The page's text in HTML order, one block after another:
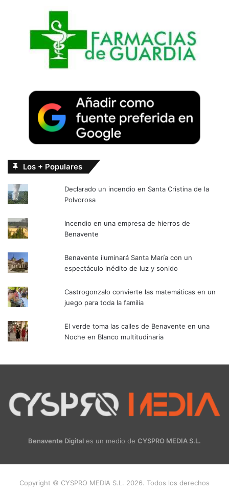
Los + Populares
Declarado un incendio en Santa Cristina de la
Polvorosa
Incendio en una empresa de hierros de
Benavente
Benavente iluminará Santa María con un
espectáculo inédito de luz y sonido
Castrogonzalo convierte las matemáticas en un
juego para toda la familia
El verde toma las calles de Benavente en una
Noche en Blanco multitudinaria
Benavente Digital es un medio de CYSPRO MEDIA S.L.
Copyright © CYSPRO MEDIA S.L. 2026. Todos los derechos